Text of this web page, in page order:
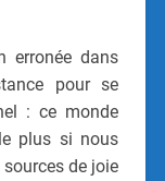
erronée dans
pour se
: ce monde
plus si nous
de joie